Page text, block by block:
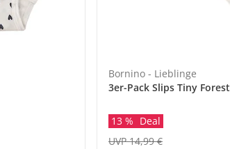
Bornino - Lieblinge
3er-Pack Slips Tiny Forest
13 % Deal
UVP 14,99 €